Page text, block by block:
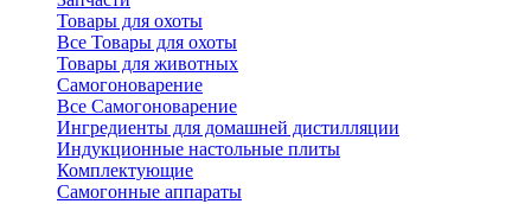
Товары для охоты
Все Товары для охоты
Товары для животных
Самогоноварение
Все Самогоноварение
Ингредиенты для домашней дистилляции
Индукционные настольные плиты
Комплектующие
Самогонные аппараты